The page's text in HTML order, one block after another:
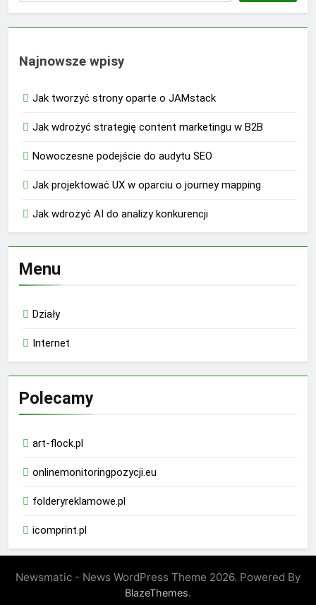
Najnowsze wpisy
Jak tworzyć strony oparte o JAMstack
Jak wdrożyć strategię content marketingu w B2B
Nowoczesne podejście do audytu SEO
Jak projektować UX w oparciu o journey mapping
Jak wdrożyć AI do analizy konkurencji
Menu
Działy
Internet
Polecamy
art-flock.pl
onlinemonitoringpozycji.eu
folderyreklamowe.pl
icomprint.pl
Newsmatic - News WordPress Theme 2026. Powered By
BlazeThemes.